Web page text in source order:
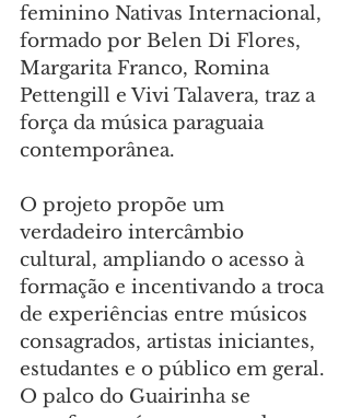
feminino Nativas Internacional,
formado por Belen Di Flores,
Margarita Franco, Romina
Pettengill e Vivi Talavera, traz a
força da música paraguaia
contemporânea.
O projeto propõe um
verdadeiro intercâmbio
cultural, ampliando o acesso à
formação e incentivando a troca
de experiências entre músicos
consagrados, artistas iniciantes,
estudantes e o público em geral.
O palco do Guairinha se